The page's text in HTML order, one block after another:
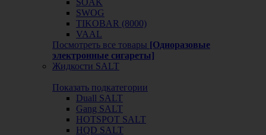
SWOG
TIKOBAR (8000)
VAAL
Посмотреть все товары [Одноразовые
электронные сигареты]
Жидкости SALT
Показать подкатегории
Duall SALT
Gang SALT
HOTSPOT SALT
HQD SALT